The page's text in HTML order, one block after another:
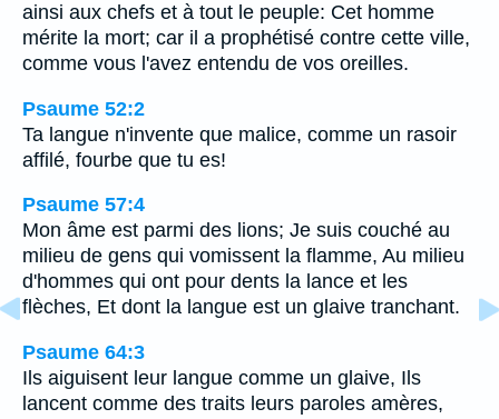
ainsi aux chefs et à tout le peuple: Cet homme
mérite la mort; car il a prophétisé contre cette ville,
comme vous l'avez entendu de vos oreilles.
Psaume 52:2
Ta langue n'invente que malice, comme un rasoir
affilé, fourbe que tu es!
Psaume 57:4
Mon âme est parmi des lions; Je suis couché au
milieu de gens qui vomissent la flamme, Au milieu
d'hommes qui ont pour dents la lance et les
flèches, Et dont la langue est un glaive tranchant.
Psaume 64:3
Ils aiguisent leur langue comme un glaive, Ils
lancent comme des traits leurs paroles amères,